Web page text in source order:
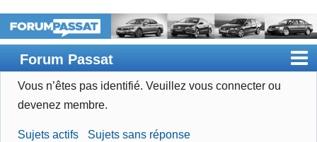
Forum Passat
Accueil
Vous n’êtes pas identifié. Veuillez vous connecter ou
devenez membre.
Sujets actifs Sujets sans réponse